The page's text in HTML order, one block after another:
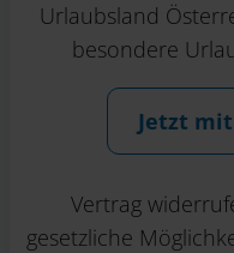
Urlaubsland
besondere
Jetzt
Vertrag
gesetzliche